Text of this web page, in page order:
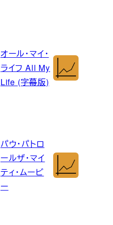
オール・マイ・
ライフ All My
Life (字幕版)
パウ・パトロ
ールザ・マイ
ティ・ムービ
ー